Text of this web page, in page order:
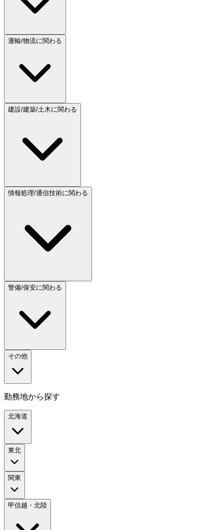
運輸/物流に関わる
建設/建築/土木に関わる
情報処理/通信技術に関わる
警備/保安に関わる
その他
勤務地から探す
北海道
東北
関東
甲信越・北陸